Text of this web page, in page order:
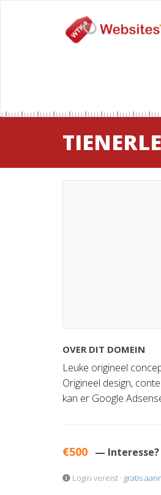
OVER DIT DOMEIN
Leuke origineel
Origineel design,
kan er Google
€500 — Interesse?
Login vereist · gratis